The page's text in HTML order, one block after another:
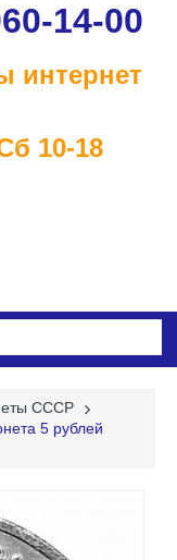
14-00
18
СССР
5 рублей